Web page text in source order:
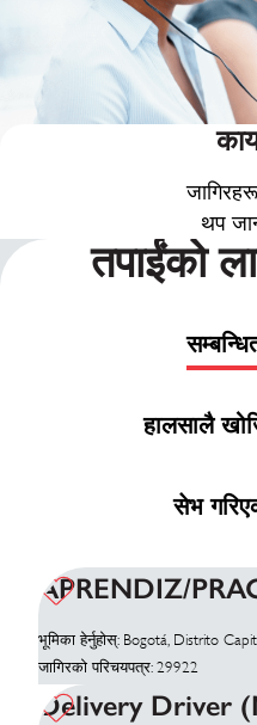
थप
तपाईंको
हालसालै
सेभ
APRENDIZ/
भूमिका हेर्नुहोस्: Bogotá, Distrito
जागिरको परिचयपत्र: 29922
Delivery Driver